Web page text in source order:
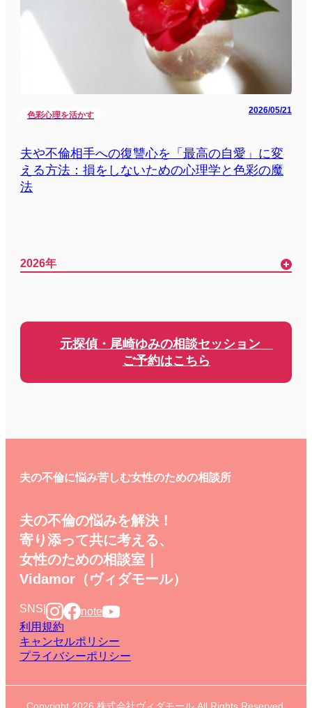
色彩心理を活かす 2026/05/21
夫や不倫相手への復讐心を「最高の自愛」に変
える方法：損をしないための心理学と色彩の魔
法
2026年
元探偵・尾崎ゆみの相談セッション
ご予約はこちら
夫の不倫に悩み苦しむ女性のための相談所
夫の不倫の悩みを解決！
寄り添って共に考える、
女性のための相談室｜
Vidamor（ヴィダモール）
SNS
note
利用規約
キャンセルポリシー
プライバシーポリシー